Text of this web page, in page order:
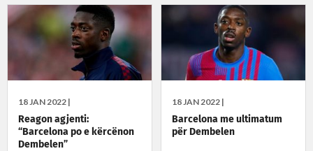
18 JAN 2022 |
Reagon agjenti:
“Barcelona po e kërcënon
Dembelen”
18 JAN 2022 |
Barcelona me ultimatum
për Dembelen